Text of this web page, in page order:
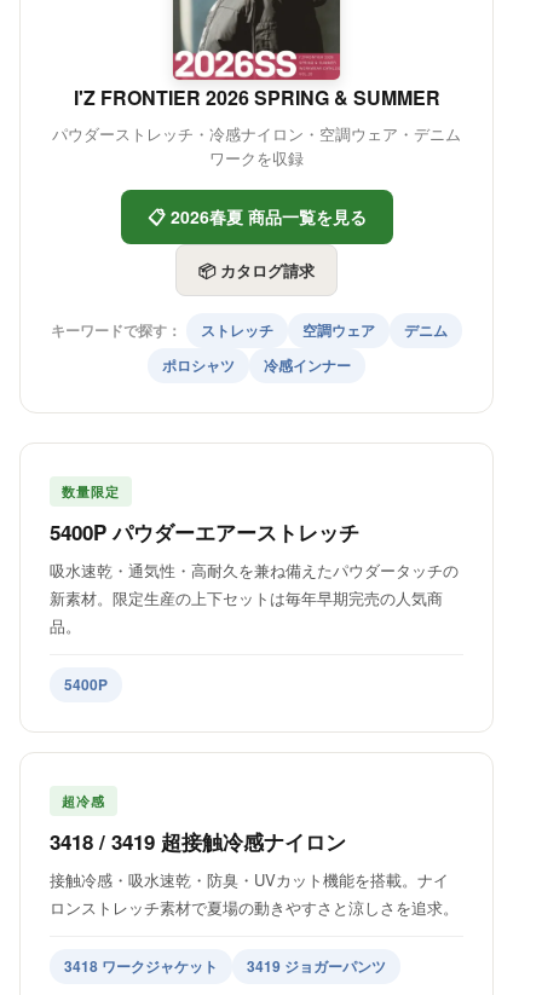
I'Z FRONTIER 2026 SPRING & SUMMER
パウダーストレッチ・冷感ナイロン・空調ウェア・デニム
ワークを収録
📋 2026春夏 商品一覧を見る
📦 カタログ請求
キーワードで探す： ストレッチ 空調ウェア
デニム
ポロシャツ
冷感インナー
数量限定
5400P パウダーエアーストレッチ
吸水速乾・通気性・高耐久を兼ね備えたパウダータッチの
新素材。限定生産の上下セットは毎年早期完売の人気商
品。
5400P
超冷感
3418 / 3419 超接触冷感ナイロン
接触冷感・吸水速乾・防臭・UVカット機能を搭載。ナイ
ロンストレッチ素材で夏場の動きやすさと涼しさを追求。
3418 ワークジャケット 3419 ジョガーパンツ